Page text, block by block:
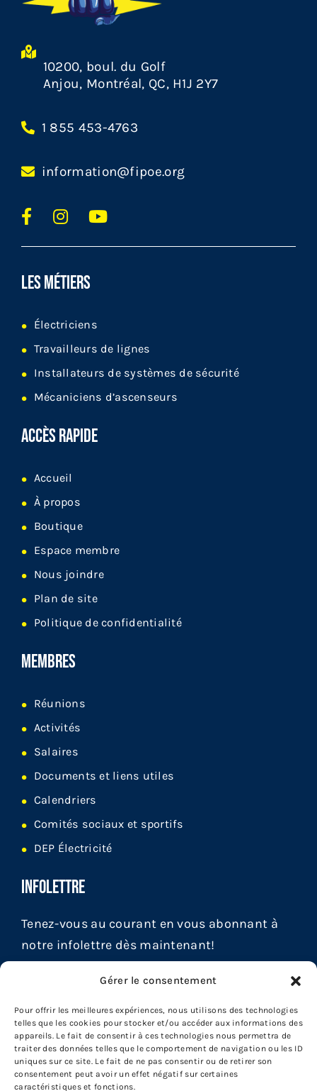
Gérer le consentement
Pour offrir les meilleures expériences, nous utilisons des technologies
telles que les cookies pour stocker et/ou accéder aux informations des
appareils. Le fait de consentir à ces technologies nous permettra de
traiter des données telles que le comportement de navigation ou les ID
uniques sur ce site. Le fait de ne pas consentir ou de retirer son
consentement peut avoir un effet négatif sur certaines
caractéristiques et fonctions.
10200, boul. du Golf
Anjou, Montréal, QC, H1J 2Y7
1 855 453-4763
information@fipoe.org
LES MÉTIERS
Électriciens
Travailleurs de lignes
Installateurs de systèmes de sécurité
Mécaniciens d’ascenseurs
ACCÈS RAPIDE
Accueil
À propos
Boutique
Espace membre
Nous joindre
Plan de site
Politique de confidentialité
MEMBRES
Réunions
Activités
Salaires
Documents et liens utiles
Calendriers
Comités sociaux et sportifs
DEP Électricité
INFOLETTRE
Tenez-vous au courant en vous abonnant à
notre infolettre dès maintenant!